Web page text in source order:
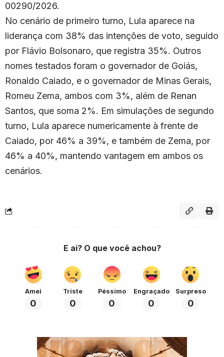
00290/2026.
No cenário de primeiro turno, Lula aparece na
liderança com 38% das intenções de voto, seguido
por Flávio Bolsonaro, que registra 35%. Outros
nomes testados foram o governador de Goiás,
Ronaldo Caiado, e o governador de Minas Gerais,
Romeu Zema, ambos com 3%, além de Renan
Santos, que soma 2%. Em simulações de segundo
turno, Lula aparece numericamente à frente de
Caiado, por 46% a 39%, e também de Zema, por
46% a 40%, mantendo vantagem em ambos os
cenários.
E ai? O que você achou?
Amei
0
Triste
0
Péssimo
0
Engraçado
0
Surpreso
0